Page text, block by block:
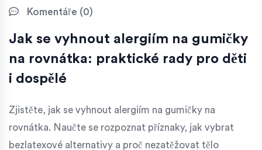
Komentáře (0)
Jak se vyhnout alergiím na gumičky
na rovnátka: praktické rady pro děti
i dospělé
Zjistěte, jak se vyhnout alergiím na gumičky na
rovnátka. Naučte se rozpoznat příznaky, jak vybrat
bezlatexové alternativy a proč nezatěžovat tělo